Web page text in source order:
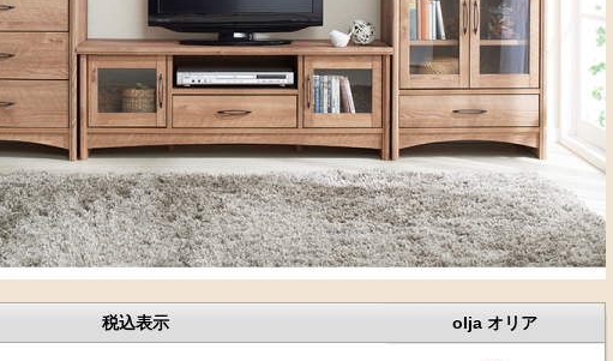
税込表示 olja オリア